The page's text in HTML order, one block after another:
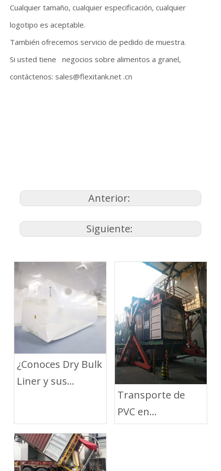
Cualquier tamaño, cualquier especificación, cualquier
logotipo es aceptable.
También ofrecemos servicio de pedido de muestra.
Si usted tiene negocios sobre alimentos a granel,
contáctenos: sales@flexitank.net .cn
Anterior:
Siguiente:
¿Conoces Dry Bulk
Liner y sus
Transporte de
PVC en
contenedores con